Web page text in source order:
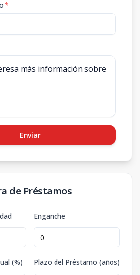
*
Enviar
de Préstamos
Enganche
(%) Plazo del Préstamo (años)